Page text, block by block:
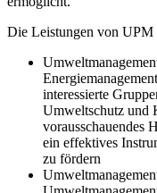
Die Leistungen von UPM
interessierte
Umweltschutz und
vorausschauendes
ein effektives
zu fördern